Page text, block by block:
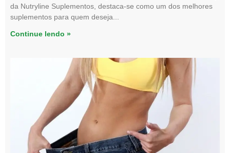
da Nutryline Suplementos, destaca-se como um dos melhores
suplementos para quem deseja
Continue lendo »